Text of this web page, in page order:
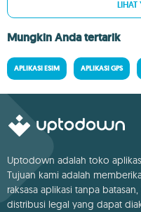
LIHAT
Mungkin Anda tertarik
APLIKASI ESIM APLIKASI GPS
Uptodown adalah toko
Tujuan kami adalah
raksasa aplikasi tanpa
distribusi legal yang dapat